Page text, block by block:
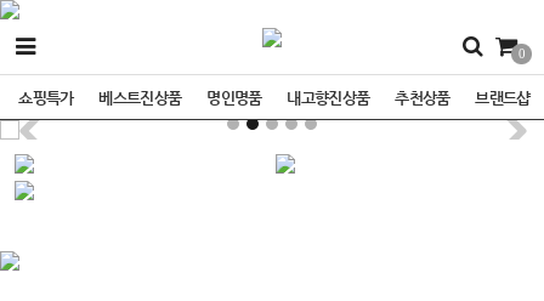
0
쇼핑특가 베스트진상품 명인명품 내고향진상품 추천상품 브랜드샵